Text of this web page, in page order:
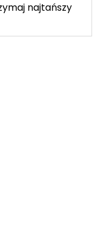
najtańszy